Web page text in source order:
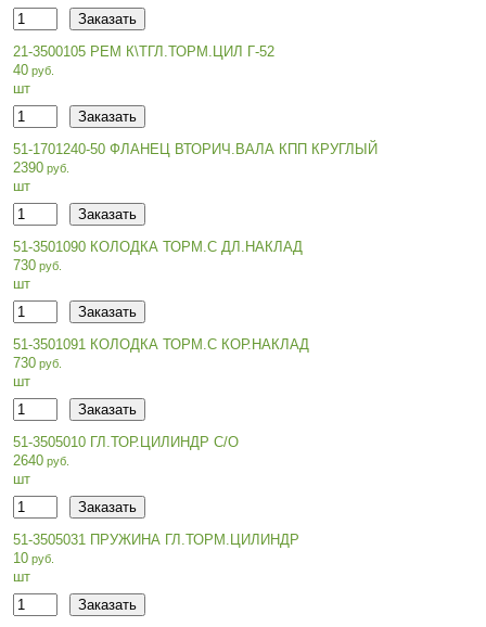
21-3500105 РЕМ К\ТГЛ.ТОРМ.ЦИЛ Г-52
40
шт
51-1701240-50 ФЛАНЕЦ ВТОРИЧ.ВАЛА КПП КРУГЛЫЙ
2390
шт
51-3501090 КОЛОДКА ТОРМ.С ДЛ.НАКЛАД
730
шт
51-3501091 КОЛОДКА ТОРМ.С КОР.НАКЛАД
730
шт
51-3505010 ГЛ.ТОР.ЦИЛИНДР С/О
2640
шт
51-3505031 ПРУЖИНА ГЛ.ТОРМ.ЦИЛИНДР
10
шт